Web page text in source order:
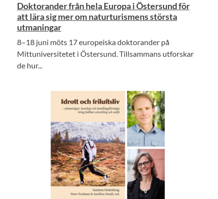
Doktorander från hela Europa i Östersund för
att lära sig mer om naturturismens största
utmaningar
8–18 juni möts 17 europeiska doktorander på
Mittuniversitetet i Östersund. Tillsammans utforskar
de hur...